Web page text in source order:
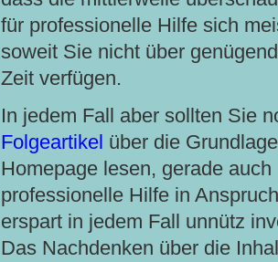
für professionelle Hilfe sich
soweit Sie nicht über
Zeit verfügen.
In jedem Fall aber sollten Sie
Folgeartikel über die
Homepage lesen, gerade auch
professionelle Hilfe in
erspart in jedem Fall unnütz
Das Nachdenken über die